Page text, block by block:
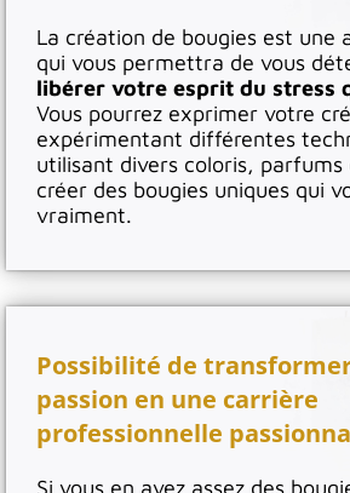
La création de bougies est une
qui vous permettra de vous
libérer votre esprit du stress
Vous pourrez exprimer votre
expérimentant différentes
utilisant divers coloris,
créer des bougies uniques qui
vraiment.
Possibilité de
passion en une carrière
professionnelle
Si vous en avez assez des